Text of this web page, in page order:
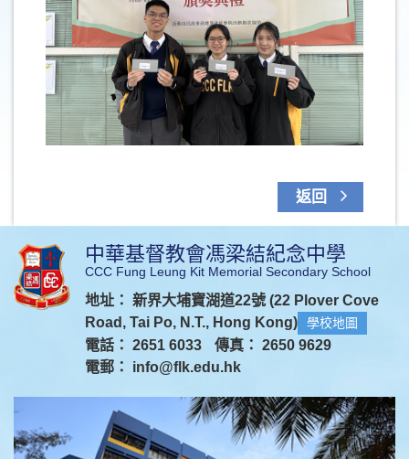
返回
中華基督教會馮梁結紀念中學
CCC Fung Leung Kit Memorial Secondary School
地址： 新界大埔寶湖道22號 (22 Plover Cove
Road, Tai Po, N.T., Hong Kong)
學校地圖
電話： 2651 6033
傳真： 2650 9629
電郵： info@flk.edu.hk